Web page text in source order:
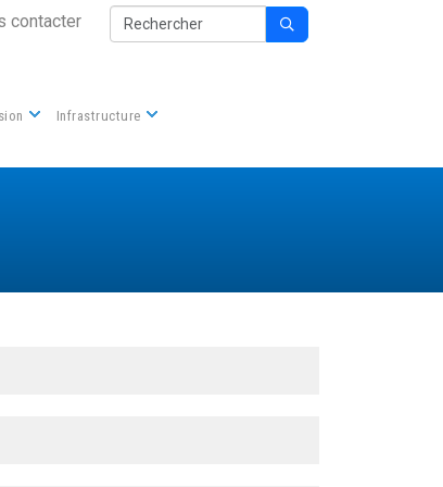
Nav
contacter Rechercher 
Infrastructure